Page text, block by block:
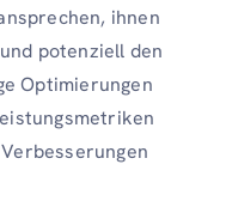
ihnen
potenziell den
Optimierungen